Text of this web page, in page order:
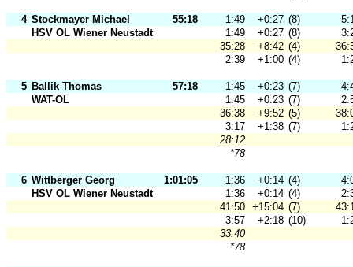
4 Stockmayer Michael 55:18 1:49 +0:27 (8)
HSV OL Wiener Neustadt
1:49 +0:27 (8)
35:28
+8:42 (4)
2:39
+1:00 (4)
5 Ballik Thomas 57:18 1:45 +0:23 (7)
WAT-OL
1:45 +0:23 (7)
36:38
+9:52 (5)
3:17
+1:38 (7)
28:12
*78
6 Wittberger Georg 1:01:05 1:36 +0:14 (4)
HSV OL Wiener Neustadt
1:36 +0:14 (4)
41:50 +15:04 (7)
3:57
+2:18 (10)
33:40
*78